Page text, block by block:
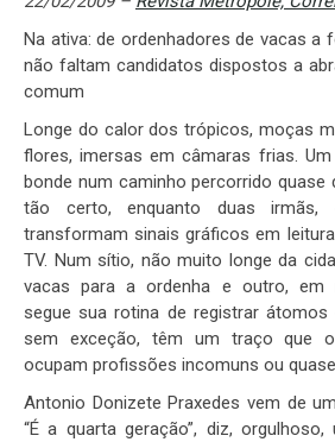
Na ativa: de ordenhadores de vacas
não faltam candidatos dispostos a
comum
Longe do calor dos trópicos, moças
flores, imersas em câmaras frias.
bonde num caminho percorrido quase
tão certo, enquanto duas irmãs,
transformam sinais gráficos em
TV. Num sítio, não muito longe da
vacas para a ordenha e outro, em
segue sua rotina de registrar átomos
sem exceção, têm um traço que
ocupam profissões incomuns ou
Antonio Donizete Praxedes vem de
“É a quarta geração”, diz,